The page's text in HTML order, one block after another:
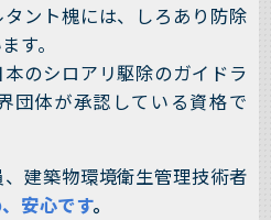
ント槐には、しろあり防除
す。
のシロアリ駆除のガイドラ
団体が承認している資格で
建築物環境衛生管理技術者
安心です。